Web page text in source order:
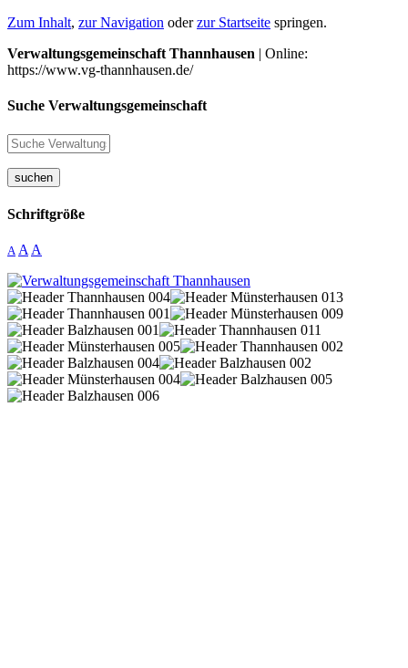
Zum Inhalt, zur Navigation oderzur Startseite springen.
Verwaltungsgemeinschaft Thannhausen | Online:
https://www.vg-thannhausen.de/
Suche Verwaltungsgemeinschaft
suchen
Schriftgröße
A A A